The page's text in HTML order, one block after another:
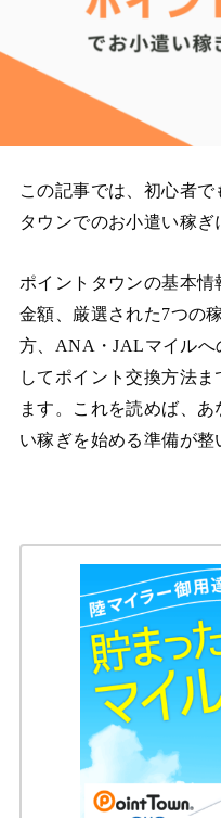
この記事では、初心者
タウンでのお小遣い稼ぎ
ポイントタウンの基本
金額、厳選された7つの
方、ANA・JALマイルへ
してポイント交換方法
ます。これを読めば、
い稼ぎを始める準備が整